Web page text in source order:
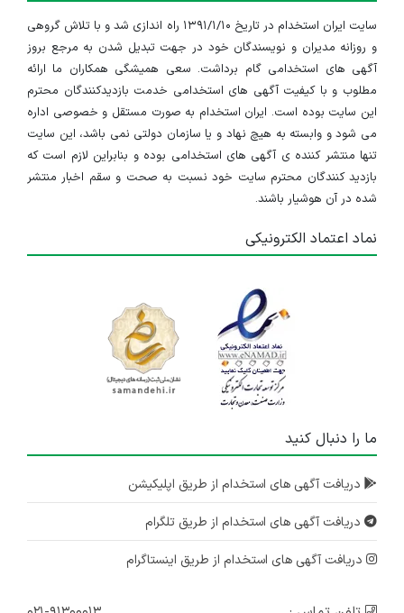
سایت ایران استخدام در تاریخ ۱۳۹۱/۱/۱۰ راه اندازی شد و با تلاش گروهی
و روزانه مدیران و نویسندگان خود در جهت تبدیل شدن به مرجع بروز
آگهی های استخدامی گام برداشت. سعی همیشگی همکاران ما ارائه
مطلوب و با کیفیت آگهی های استخدامی خدمت بازدیدکنندگان محترم
این سایت بوده است. ایران استخدام به صورت مستقل و خصوصی اداره
می شود و وابسته به هیچ نهاد و یا سازمان دولتی نمی باشد، این سایت
تنها منتشر کننده ی آگهی های استخدامی بوده و بنابراین لازم است که
بازدید کنندگان محترم سایت خود نسبت به صحت و سقم اخبار منتشر
شده در آن هوشیار باشند.
نماد اعتماد الکترونیکی
ما را دنبال کنید
دریافت آگهی های استخدام از طریق اپلیکیشن
دریافت آگهی های استخدام از طریق تلگرام
دریافت آگهی های استخدام از طریق اینستاگرام